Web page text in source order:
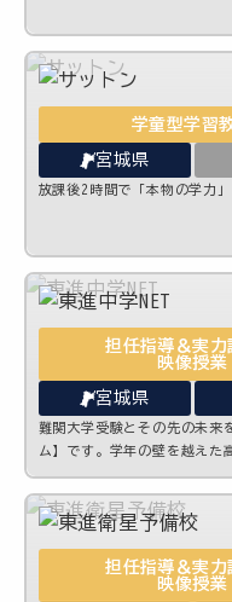
学童型学習
宮城県
放課後2時間で「本物の学力
担任指導＆実力
映像授業
宮城県
難関大学受験とその先の未来
ム】です。学年の壁を越えた
担任指導＆実力
映像授業